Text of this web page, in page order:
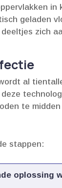
geladen
zich
al
te
stappen:
oplossing